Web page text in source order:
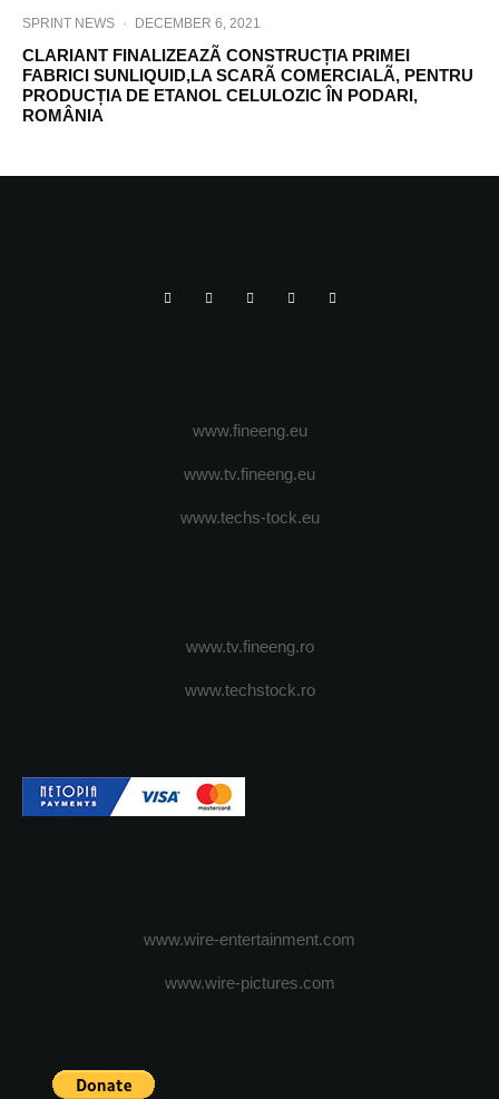
SPRINT NEWS · DECEMBER 6, 2021
CLARIANT FINALIZEAZÃ CONSTRUCȚIA PRIMEI
FABRICI SUNLIQUID,LA SCARÃ COMERCIALÃ, PENTRU
PRODUCȚIA DE ETANOL CELULOZIC ÎN PODARI,
ROMÂNIA
www.fineeng.eu
www.tv.fineeng.eu
www.techs-tock.eu
www.tv.fineeng.ro
www.techstock.ro
www.wire-entertainment.com
www.wire-pictures.com